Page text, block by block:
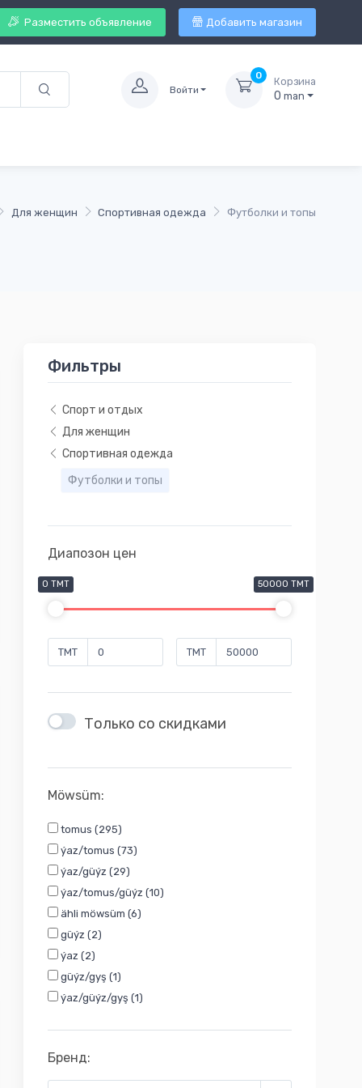
Разместить объявление Добавить магазин
Войти
0
Корзина
0 man
Для женщин Спортивная одежда Футболки и топы
Фильтры
Спорт и отдых
Для женщин
Спортивная одежда
Футболки и топы
Диапозон цен
0 TMT 50000 TMT
TMT TMT
Только со скидками
Möwsüm:
tomus (295)
ýaz/tomus (73)
ýaz/güýz (29)
ýaz/tomus/güýz (10)
ähli möwsüm (6)
güýz (2)
ýaz (2)
güýz/gyş (1)
ýaz/güýz/gyş (1)
Бренд: